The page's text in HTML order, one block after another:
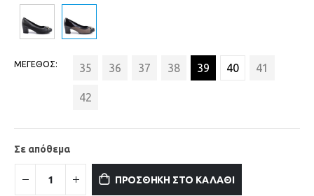
ΜΕΓΕΘΟΣ 35 36 37 38 39 40 41
42
Σε απόθεμα
ΠΡΟΣΘΗΚΗ ΣΤΟ ΚΑΛΑΘΙ